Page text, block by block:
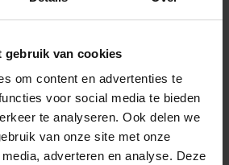
gebruik van cookies
om content en advertenties te
voor social media te bieden
te analyseren. Ook delen we
van onze site met onze
adverteren en analyse. Deze
het geval dat er iets gebeurt,
Bereken binnen enkele minuten
jouw woning met de
Gerelateerd
nieuws